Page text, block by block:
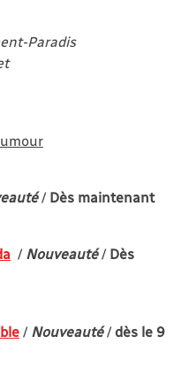
Paradis
/Dès maintenant
/ Nouveauté/Dès
/ Nouveauté/dès le 9